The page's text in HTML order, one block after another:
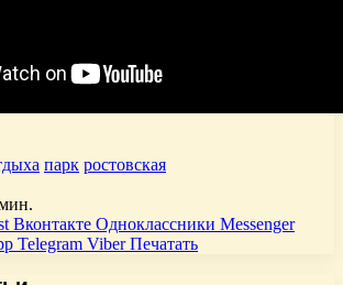
парк ростовская
Вконтакте Одноклассники Messenger
Telegram Viber Печатать